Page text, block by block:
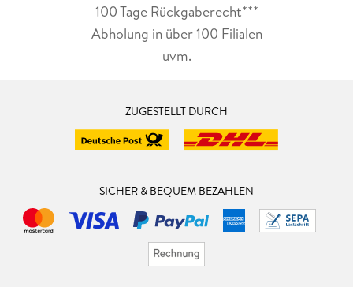
100 Tage Rückgaberecht***
Abholung in über 100 Filialen
uvm.
ZUGESTELLT DURCH
SICHER & BEQUEM BEZAHLEN